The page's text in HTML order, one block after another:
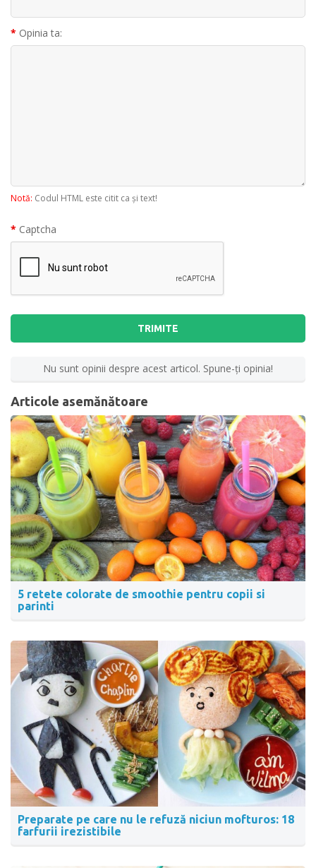
Opinia ta:
Notă: Codul HTML este citit ca şi text!
Captcha
TRIMITE
Nu sunt opinii despre acest articol. Spune-ţi opinia!
Articole asemănătoare
5 retete colorate de smoothie pentru copii si
parinti
Preparate pe care nu le refuză niciun mofturos: 18
farfurii irezistibile